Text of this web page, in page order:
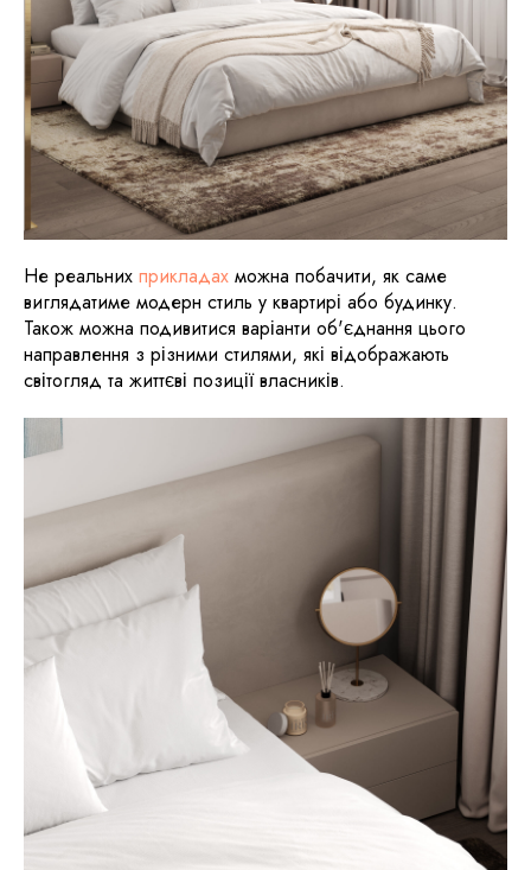
Не реальних прикладах можна побачити, як саме
виглядатиме модерн стиль у квартирі або будинку.
Також можна подивитися варіанти об'єднання цього
направлення з різними стилями, які відображають
світогляд та життєві позиції власників.